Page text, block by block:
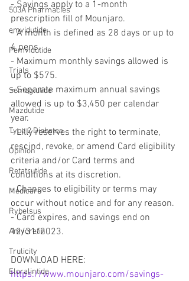
503A Pharmacies
emvidutide
Pemvidutide
Trials
Semaglutide
Mazdutide
Type 2 Diabetes
Opinion
Retatrutide
Medicare
Rybelsus
Amycretin
Trulicity
Eloralintide
- Savings apply to a 1-month
prescription fill of Mounjaro.
- A month is defined as 28 days or up to
4 pens.
- Maximum monthly savings allowed is
up to $575.
- Separate maximum annual savings
allowed is up to $3,450 per calendar
year.
- Lilly reserves the right to terminate,
rescind, revoke, or amend Card eligibility
criteria and/or Card terms and
conditions at its discretion.
- Changes to eligibility or terms may
occur without notice and for any reason.
- Card expires, and savings end on
12/31/2023.
DOWNLOAD HERE:
https://www.mounjaro.com/savings-